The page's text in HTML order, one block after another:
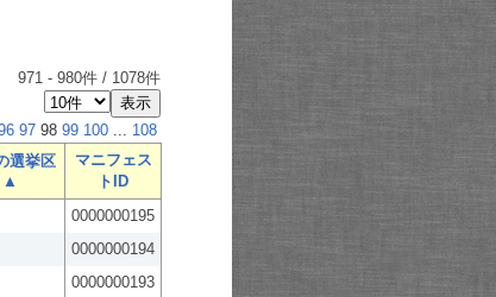
971 - 980件 / 1078件
97 98 99 100 ... 108
選挙区
▲
マニフェス
トID
0000000195
0000000194
0000000193